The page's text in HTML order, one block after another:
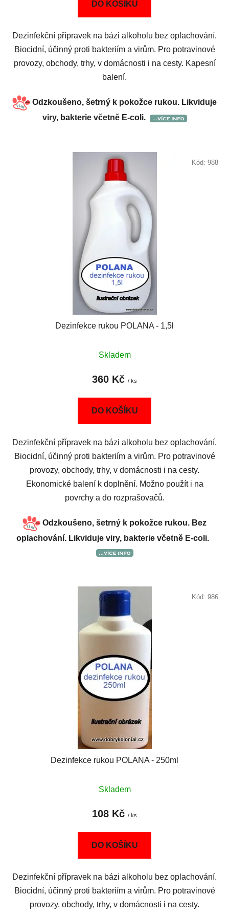
DO KOŠÍKU
Dezinfekční přípravek na bázi alkoholu bez oplachování.
Biocidní, účinný proti bakteriím a virům. Pro potravinové
provozy, obchody, trhy, v domácnosti i na cesty. Kapesní
balení.
Odzkoušeno, šetrný k pokožce rukou. Likviduje
viry, bakterie včetně E-coli.
Dezinfekce rukou POLANA - 1,5l
Skladem
360 Kč / ks
DO KOŠÍKU
Dezinfekční přípravek na bázi alkoholu bez oplachování.
Biocidní, účinný proti bakteriím a virům. Pro potravinové
provozy, obchody, trhy, v domácnosti i na cesty.
Ekonomické balení k doplnění. Možno použít i na
povrchy a do rozprašovačů.
Odzkoušeno, šetrný k pokožce rukou. Bez
oplachování. Likviduje viry, bakterie včetně E-coli.
Kód: 988
Dezinfekce rukou POLANA - 250ml
Skladem
108 Kč / ks
DO KOŠÍKU
Dezinfekční přípravek na bázi alkoholu bez oplachování.
Biocidní, účinný proti bakteriím a virům. Pro potravinové
provozy, obchody, trhy, v domácnosti i na cesty.
Kód: 986